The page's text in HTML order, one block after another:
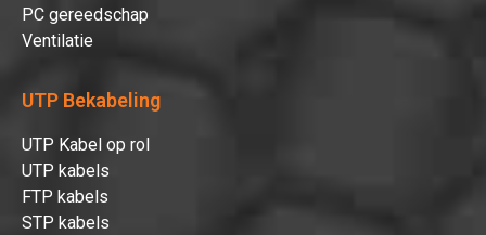
PC gereedschap
Ventilatie
UTP Bekabeling
UTP Kabel op rol
UTP kabels
FTP kabels
STP kabels